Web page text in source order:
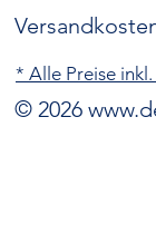
* Alle Preise
© 2026